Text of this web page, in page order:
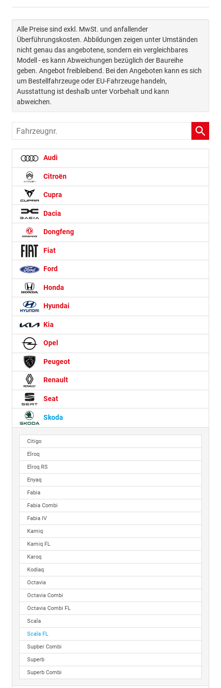
Alle Preise sind exkl. MwSt. und anfallender
Überführungskosten. Abbildungen zeigen unter Umständen
nicht genau das angebotene, sondern ein vergleichbares
Modell - es kann Abweichungen bezüglich der Baureihe
geben. Angebot freibleibend. Bei den Angeboten kann es sich
um Bestellfahrzeuge oder EU-Fahrzeuge handeln,
Ausstattung ist deshalb unter Vorbehalt und kann
abweichen.
Fahrzeugnr.
Audi
Citroën
Cupra
Dacia
Dongfeng
Fiat
Ford
Honda
Hyundai
Kia
Opel
Peugeot
Renault
Seat
Skoda
Citigo
Elroq
Elroq RS
Enyaq
Fabia
Fabia Combi
Fabia IV
Kamiq
Kamiq FL
Karoq
Kodiaq
Octavia
Octavia Combi
Octavia Combi FL
Scala
Scala FL
Supber Combi
Superb
Superb Combi